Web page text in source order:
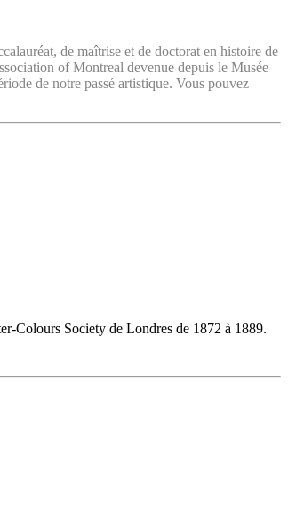
de maîtrise et de doctorat en histoire de
of Montreal devenue depuis le Musée
de notre passé artistique. Vous pouvez
Colours Society de Londres de 1872 à 1889.